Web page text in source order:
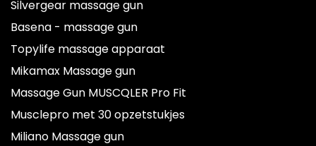
Silvergear massage gun
Basena - massage gun
Topylife massage apparaat
Mikamax Massage gun
Massage Gun MUSCQLER Pro Fit
Musclepro met 30 opzetstukjes
Miliano Massage gun